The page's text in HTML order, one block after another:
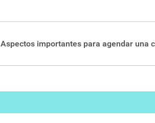
Aspectos importantes para agendar una